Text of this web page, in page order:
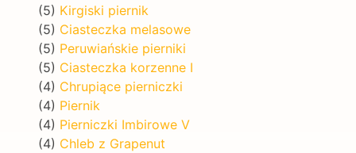
(5) Kirgiski piernik
(5) Ciasteczka melasowe
(5) Peruwiańskie pierniki
(5) Ciasteczka korzenne I
(4) Chrupiące pierniczki
(4) Piernik
(4) Pierniczki Imbirowe V
(4) Chleb z Grapenut